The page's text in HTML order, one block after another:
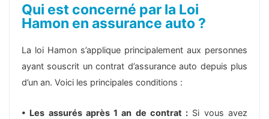
Qui est concerné par la Loi
Hamon en assurance auto ?
La loi Hamon s’applique principalement aux personnes
ayant souscrit un contrat d’assurance auto depuis plus
d’un an. Voici les principales conditions :
• Les assurés après 1 an de contrat : Si vous avez